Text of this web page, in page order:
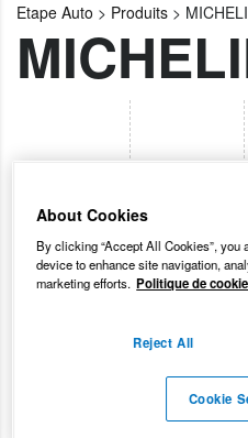
Etape Auto > Produits >
About Cookies
By clicking “Accept All Cookies”, you
device to enhance site navigation,
marketing efforts. Politique de
Reject All
Cookie